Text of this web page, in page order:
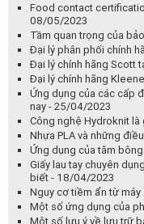
Công nghệ Hydroknit
Nhựa PLA và những
Ứng dụng của tăm
Giấy lau tay chuyên
biết - 18/04/2023
Nguy cơ tiềm ẩn từ
Một số ứng dụng của
Một số lưu ý về lưu trữ
nghiệp - 13/04/2023
Những điều cần biết về
12/04/2023
Lựa chọn keo dán
11/04/2023
Những lưu í và tiêu chí
07/04/2023
Tiêu chuẩn HACCP là